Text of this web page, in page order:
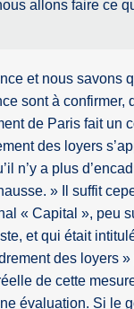
allons faire ce
et nous savons
sont à confirmer,
de Paris fait un
des loyers
n’y a plus
» Il suffit
« Capital », peu
et qui était
des loyers
de cette
évaluation. Si le